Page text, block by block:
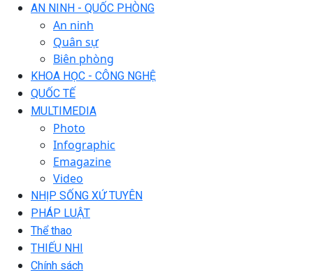
AN NINH - QUỐC PHÒNG
An ninh
Quân sự
Biên phòng
KHOA HỌC - CÔNG NGHỆ
QUỐC TẾ
MULTIMEDIA
Photo
Infographic
Emagazine
Video
NHỊP SỐNG XỨ TUYÊN
PHÁP LUẬT
Thể thao
THIẾU NHI
Chính sách